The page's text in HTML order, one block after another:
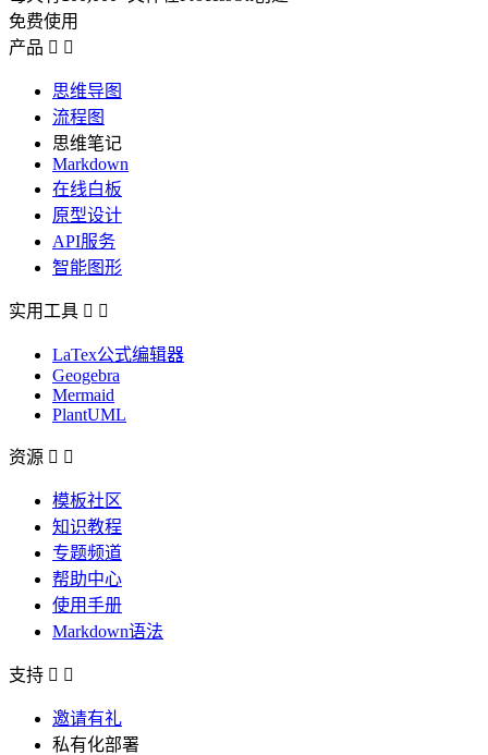
免费使用
产品  
思维导图
流程图
思维笔记
Markdown
在线白板
原型设计
API服务
智能图形
实用工具  
LaTex公式编辑器
Geogebra
Mermaid
PlantUML
资源  
模板社区
知识教程
专题频道
帮助中心
使用手册
Markdown语法
支持  
邀请有礼
私有化部署